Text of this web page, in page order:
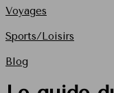
Voyages
Sports/Loisirs
Blog